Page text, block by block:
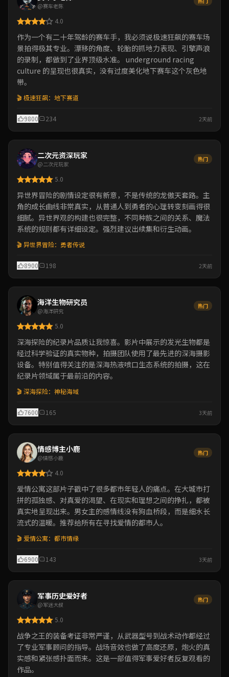
@赛车老陈
4.0
作为一个有二十年驾龄的赛车手，我必须说极速狂飙的赛车场
景拍得极其专业。漂移的角度、轮胎的抓地力表现、引擎声浪
的录制，都做到了业界顶级水准。 underground racing
culture 的呈现也很真实，没有过度美化地下赛车这个灰色地
带。
🎬 极速狂飙：地下赛道
9800 234 2天前
二次元资深玩家
@二次元玩家
热门
5.0
异世界冒险的剧情设定很有新意，不是传统的龙傲天套路。主
角的成长曲线非常真实，从普通人到勇者的心理转变刻画得很
细腻。异世界观的构建也很完整，不同种族之间的关系、魔法
系统的规则都有详细设定。强烈建议出续集和衍生动画。
🎬 异世界冒险：勇者传说
8900 198 2天前
海洋生物研究员
@海洋研究
热门
5.0
深海探险的纪录片品质让我惊喜。影片中展示的发光生物都是
经过科学验证的真实物种，拍摄团队使用了最先进的深海摄影
设备。特别值得关注的是深海热液喷口生态系统的拍摄，这在
纪录片领域属于最前沿的内容。
🎬 深海探险：神秘海域
7600 165 3天前
情感博主小鹿
@情感小鹿
热门
4.0
爱情公寓这部片子戳中了很多都市年轻人的痛点。在大城市打
拼的孤独感、对真爱的渴望、在现实和理想之间的挣扎，都被
真实地呈现出来。男女主的感情线没有狗血桥段，而是细水长
流式的温暖。推荐给所有在寻找爱情的都市人。
🎬 爱情公寓：都市情缘
6900 143 3天前
军事历史爱好者
@军迷大叔
热门
5.0
战争之王的装备考证非常严谨，从武器型号到战术动作都经过
了专业军事顾问的指导。战场音效也做了高度还原，炮火的真
实感和紧张感扑面而来。这是一部值得军事爱好者反复观看的
作品。